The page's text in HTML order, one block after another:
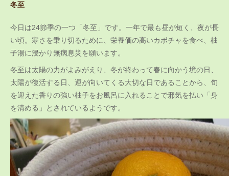
冬至
今日は24節季の一つ「冬至」です。一年で最も昼が短く、夜が長
い頃。寒さを乗り切るために、栄養価の高いカボチャを食べ、柚
子湯に浸かり無病息災を願います。
冬至は太陽の力がよみがえり、冬が終わって春に向かう境の日、
太陽が復活する日、運が向いてくる大切な日であることから、旬
を迎えた香りの強い柚子をお風呂に入れることで邪気を払い「身
を清める」とされているようです。